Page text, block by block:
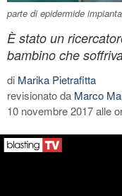
parte di epidermide
È stato un
bambino che
di Marika Pietrafitta
revisionato da Marco
10 novembre 2017 alle